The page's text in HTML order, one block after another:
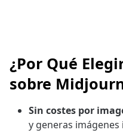
¿Por Qué
sobre
Sin costes por
y generas